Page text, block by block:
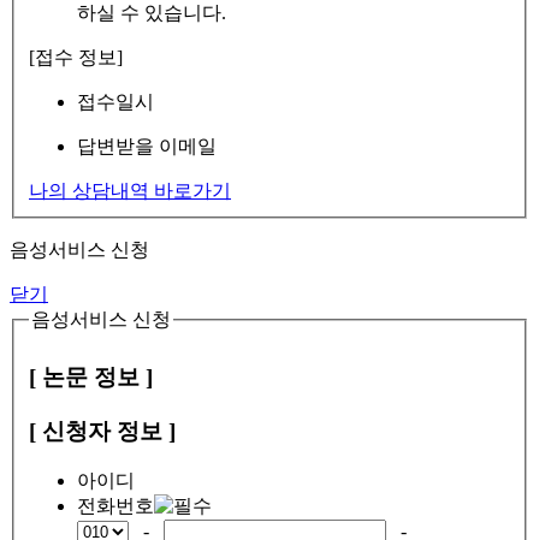
하실 수 있습니다.
[접수 정보]
접수일시
답변받을 이메일
나의 상담내역 바로가기
음성서비스 신청
닫기
음성서비스 신청
[ 논문 정보 ]
[ 신청자 정보 ]
아이디
전화번호
-
-